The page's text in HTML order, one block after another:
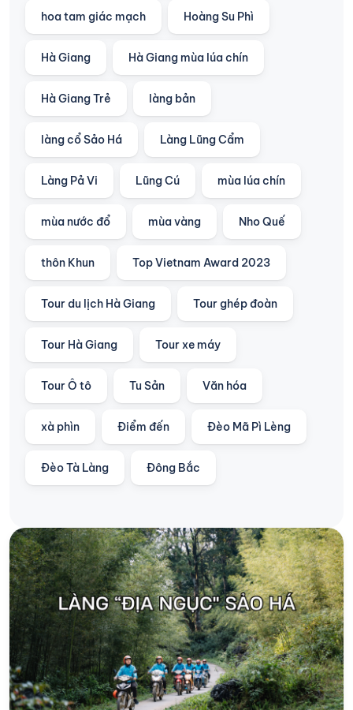
hoa tam giác mạch Hoàng Su Phì
Hà Giang Hà Giang mùa lúa chín
Hà Giang Trẻ làng bản
làng cổ Sảo Há Làng Lũng Cẩm
Làng Pả Vi Lũng Cú mùa lúa chín
mùa nước đổ mùa vàng Nho Quế
thôn Khun Top Vietnam Award 2023
Tour du lịch Hà Giang Tour ghép đoàn
Tour Hà Giang Tour xe máy
Tour Ô tô Tu Sản Văn hóa
xà phìn Điểm đến Đèo Mã Pì Lèng
Đèo Tà Làng Đông Bắc